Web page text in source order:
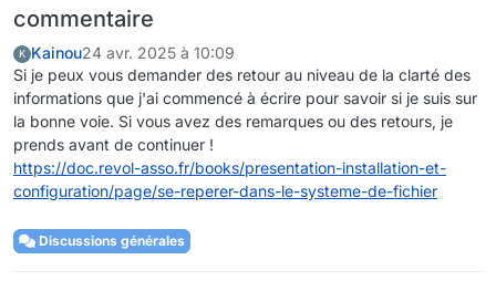
commentaire
K Kainou24 avr. 2025 à 10:09
Si je peux vous demander des retour au niveau de la clarté des
informations que j'ai commencé à écrire pour savoir si je suis sur
la bonne voie. Si vous avez des remarques ou des retours, je
prends avant de continuer !
https://doc.revol-asso.fr/books/presentation-installation-et-
configuration/page/se-reperer-dans-le-systeme-de-fichier
Discussions générales